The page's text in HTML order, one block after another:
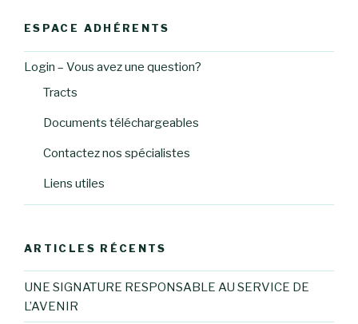
ESPACE ADHÉRENTS
Login – Vous avez une question?
Tracts
Documents téléchargeables
Contactez nos spécialistes
Liens utiles
ARTICLES RÉCENTS
UNE SIGNATURE RESPONSABLE AU SERVICE DE
L’AVENIR